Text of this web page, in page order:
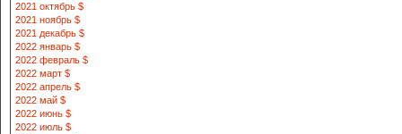
2021 октябрь $
2021 ноябрь $
2021 декабрь $
2022 январь $
2022 февраль $
2022 март $
2022 апрель $
2022 май $
2022 июнь $
2022 июль $